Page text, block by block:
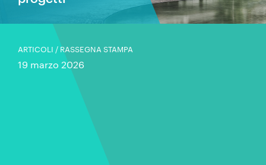
ARTICOLI / RASSEGNA STAMPA
19 marzo 2026